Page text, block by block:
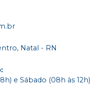
Natal - RN
:
e Sábado (08h às 12h)